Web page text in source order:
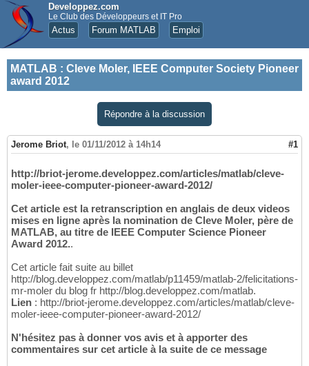
Developpez.com
Le Club des Développeurs et IT Pro
Actus Forum MATLAB Emploi
MATLAB : Cleve Moler, IEEE Computer Society Pioneer
award 2012
Répondre à la discussion
Jerome Briot, le 01/11/2012 à 14h14 #1
http://briot-jerome.developpez.com/articles/matlab/cleve-
moler-ieee-computer-pioneer-award-2012/
Cet article est la retranscription en anglais de deux videos
mises en ligne après la nomination de Cleve Moler, père de
MATLAB, au titre de IEEE Computer Science Pioneer
Award 2012..
Cet article fait suite au billet
http://blog.developpez.com/matlab/p11459/matlab-2/felicitations-
mr-moler du blog fr http://blog.developpez.com/matlab.
Lien : http://briot-jerome.developpez.com/articles/matlab/cleve-
moler-ieee-computer-pioneer-award-2012/
N'hésitez pas à donner vos avis et à apporter des
commentaires sur cet article à la suite de ce message